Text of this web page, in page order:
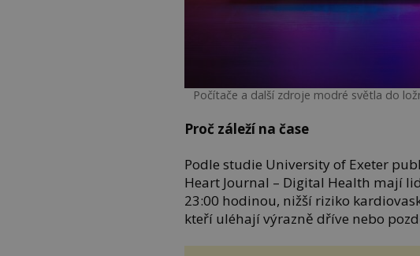
Počítače a další zdroje modré světla do
Proč záleží na čase
Podle studie University of Exeter
Heart Journal – Digital Health mají
23:00 hodinou, nižší riziko
kteří uléhají výrazně dříve nebo